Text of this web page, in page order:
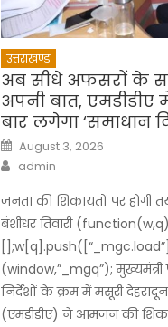
उत्तराखण्ड
अब सीधे अफसरों के
अपनी बात, एमडीडीए
बार लगेगा ‘समाधान
Posted
on
August 3, 2026
Author
admin
जनता की शिकायतों पर होगी
बंशीधर तिवारी
(window,”_mgq”);
निर्देशों के क्रम में मसूरी
(एमडीडीए) ने आमजन की